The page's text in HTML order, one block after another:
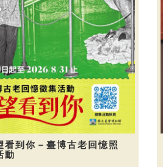
看到你－臺博古老回憶照
動